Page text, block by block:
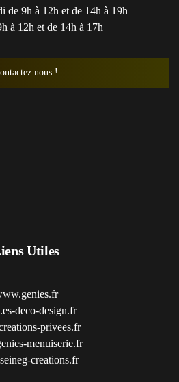
de 9h à 12h et de 14h à 19h
à 12h et de 14h à 17h
nous !
Utiles
deco-design.fr
privees.fr
menuiserie.fr
creations.fr